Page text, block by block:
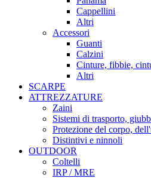
Cappellini
Altri
Accessori
Guanti
Calzini
Cinture, fibbie,
Altri
SCARPE
ATTREZZATURE
Zaini
Sistemi di trasporto,
Protezione del corpo,
Distintivi e ninnoli
OUTDOOR
Coltelli
IRP / MRE